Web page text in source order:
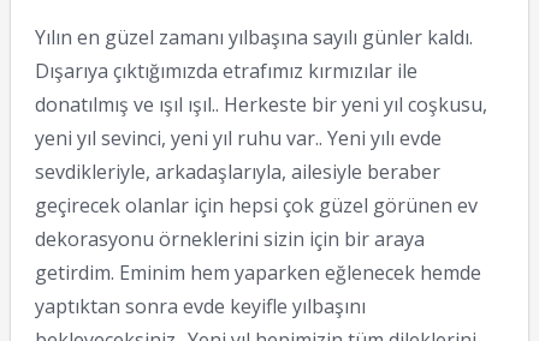
Yılın en güzel zamanı yılbaşına sayılı günler kaldı.
Dışarıya çıktığımızda etrafımız kırmızılar ile
donatılmış ve ışıl ışıl.. Herkeste bir yeni yıl coşkusu,
yeni yıl sevinci, yeni yıl ruhu var.. Yeni yılı evde
sevdikleriyle, arkadaşlarıyla, ailesiyle beraber
geçirecek olanlar için hepsi çok güzel görünen ev
dekorasyonu örneklerini sizin için bir araya
getirdim. Eminim hem yaparken eğlenecek hemde
yaptıktan sonra evde keyifle yılbaşını